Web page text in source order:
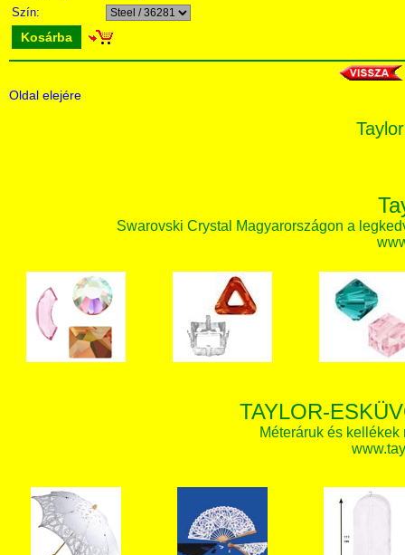
Szín:
Kosárba
Oldal elejére
Swarovski Crystal Magyarországon a
TAYLOR-
Méteráruk és